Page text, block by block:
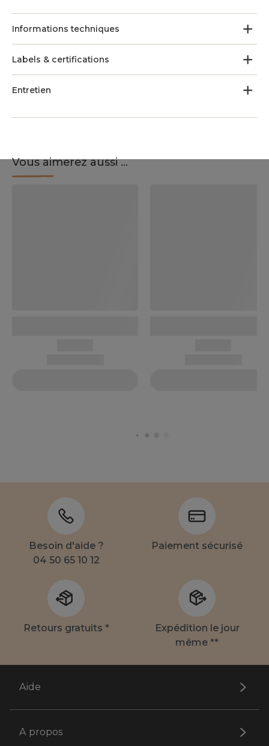
Informations techniques
Labels & certifications
Entretien
Vous aimerez aussi ...
Besoin d'aide ?
04 50 65 10 12
Paiement sécurisé
Retours gratuits *
Expédition le jour
même **
Aide
A propos